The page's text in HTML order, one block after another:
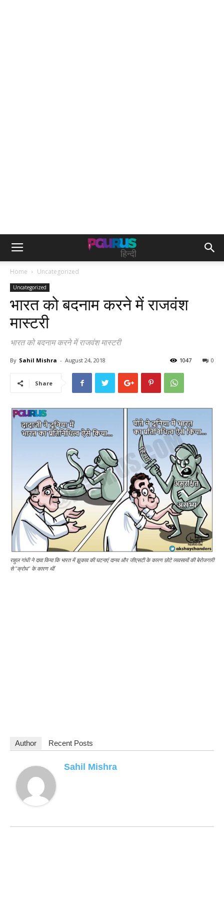
Home Uncategorized
Uncategorized
भारत को बदनाम करने में राजवंश
मास्टरी
भारत को बदनाम करने में राजवंश मास्टरी
By Sahil Mishra - August 24, 2018 0
1047
Share
राहुल गांधी ने दावा किया कि भारत में झुकाव की घटनाएं दानव और जीएसटी के कारण छोटे व्यवसायों की बेरोजगारी
से "क्रोध" के कारण थीं
Author Recent Posts
Sahil Mishra